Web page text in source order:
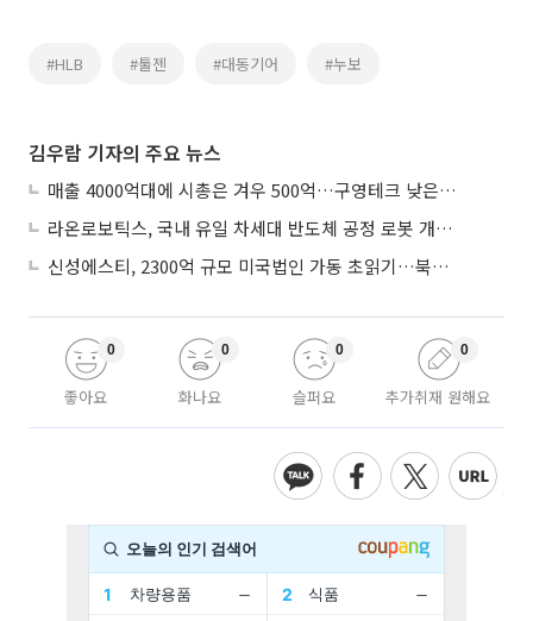
#HLB #툴젠 #대동기어 #누보
김우람 기자의 주요 뉴스
매출 4000억대에 시총은 겨우 500억…구영테크 낮은 몸값에 저가 승계 마무리
라온로보틱스, 국내 유일 차세대 반도체 공정 로봇 개발 ‘고객사 테스트 진행’
신성에스티, 2300억 규모 미국법인 가동 초읽기…북미 ESS 공략 본격화
좋아요
0
화나요
0
슬퍼요
0
추가취재 원해요
0